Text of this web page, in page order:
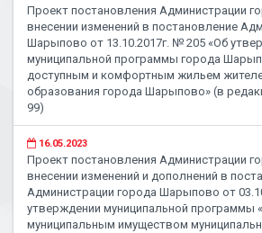
Проект постановления Администрации
внесении изменений в постановление
Шарыпово от 13.10.2017г. № 205 «Об
муниципальной программы города
доступным и комфортным жильем
образования города Шарыпово» (в
99)
16.05.2023
Проект постановления Администрации
внесении изменений и дополнений в
Администрации города Шарыпово от
утверждении муниципальной программы
муниципальным имуществом